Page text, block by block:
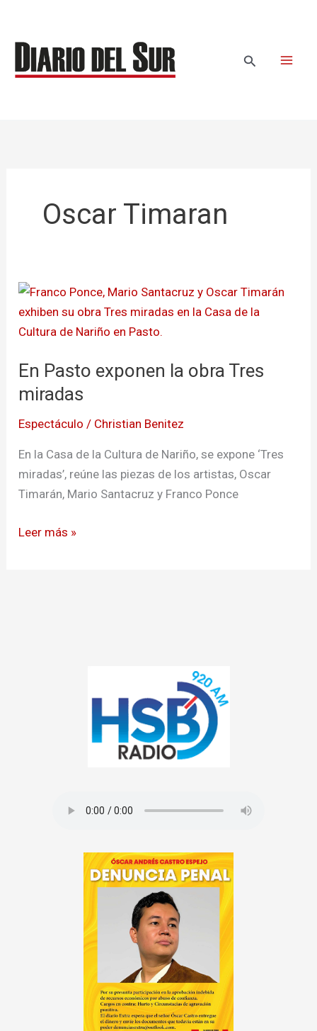
contenido
Buscar
Oscar Timaran
En Pasto exponen la obra Tres
miradas
Espectáculo / Christian Benitez
En la Casa de la Cultura de Nariño, se expone ‘Tres
miradas’, reúne las piezas de los artistas, Oscar
Timarán, Mario Santacruz y Franco Ponce
En
Pasto
exponen
obra
Tres
Leer más »